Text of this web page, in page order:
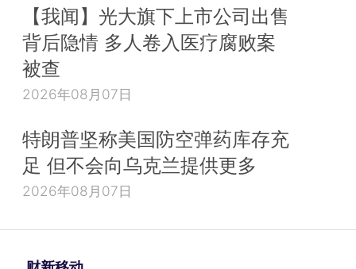
【我闻】光大旗下上市公司出售
背后隐情 多人卷入医疗腐败案
被查
2026年08月07日
特朗普坚称美国防空弹药库存充
足 但不会向乌克兰提供更多
2026年08月07日